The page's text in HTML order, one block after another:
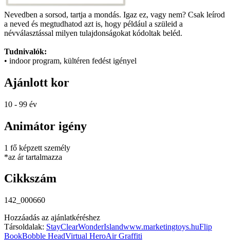
Nevedben a sorsod, tartja a mondás. Igaz ez, vagy nem? Csak leírod
a neved és megtudhatod azt is, hogy például a szüleid a
névválasztással milyen tulajdonságokat kódoltak beléd.
Tudnivalók:
• indoor program, kültéren fedést igényel
Ajánlott kor
10 - 99 év
Animátor igény
1 fő képzett személy
*az ár tartalmazza
Cikkszám
142_000660
Hozzáadás az ajánlatkéréshez
Társoldalak: StayClearWonderIslandwww.marketingtoys.huFlip
BookBobble HeadVirtual HeroAir Graffiti